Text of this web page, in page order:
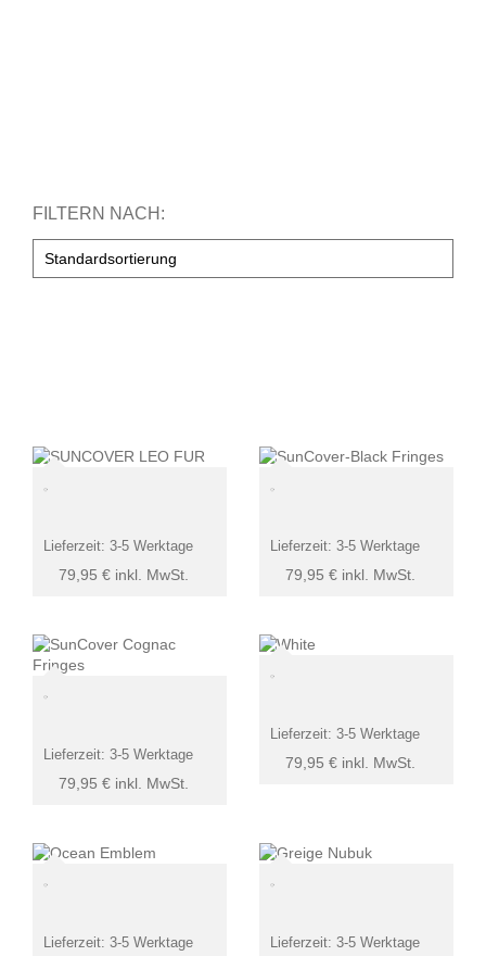
79,95 € inkl. MwSt.
Lieferzeit: 3-5 Werktage
79,95 € inkl. MwSt.
Lieferzeit: 3-5 Werktage
79,95 € inkl. MwSt.
Lieferzeit: 3-5 Werktage 79,95 € inkl. MwSt.
Lieferzeit: 3-5 Werktage
Lieferzeit: 3-5 Werktage Lieferzeit: 3-5 Werktage